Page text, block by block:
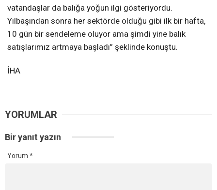
vatandaşlar da balığa yoğun ilgi gösteriyordu.
Yılbaşından sonra her sektörde olduğu gibi ilk bir hafta,
10 gün bir sendeleme oluyor ama şimdi yine balık
satışlarımız artmaya başladı” şeklinde konuştu.
İHA
YORUMLAR
Bir yanıt yazın
Yorum *